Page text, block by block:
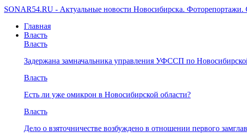
SONAR54.RU - Актуальные новости Новосибирска. Фоторепортажи.
Главная
Власть
Власть
Задержана замначальника управления УФССП по
Власть
Есть ли уже омикрон в Новосибирской области?
Власть
Дело о взяточничестве возбуждено в отношении первого